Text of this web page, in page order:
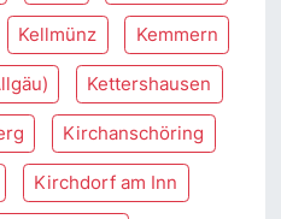
Kellmünz Kemmern
Kettershausen
Kirchanschöring
Kirchdorf am Inn